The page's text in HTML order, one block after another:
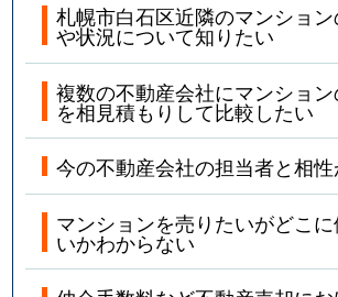
札幌市白石区近隣のマンショ
や状況について知りたい
複数の不動産会社にマンショ
を相見積もりして比較したい
今の不動産会社の担当者と相
マンションを売りたいがどこ
いかわからない